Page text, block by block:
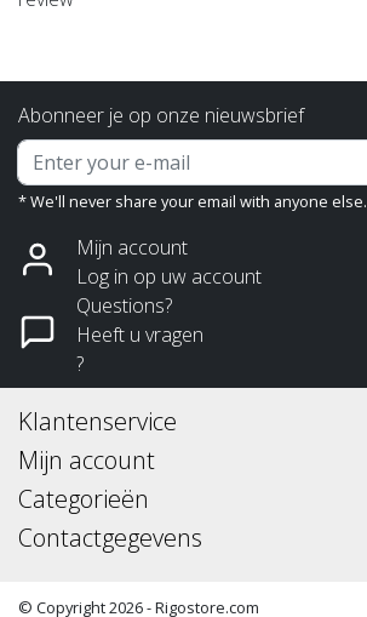
Abonneer je op onze nieuwsbrief
* We'll never share your email with anyone else.
Mijn account
Log in op uw account
Questions?
Heeft u vragen
?
Klantenservice
Mijn account
Categorieën
Contactgegevens
© Copyright 2026 - Rigostore.com